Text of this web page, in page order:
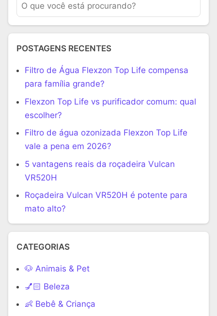
POSTAGENS RECENTES
Filtro de Água Flexzon Top Life compensa
para família grande?
Flexzon Top Life vs purificador comum: qual
escolher?
Filtro de água ozonizada Flexzon Top Life
vale a pena em 2026?
5 vantagens reais da roçadeira Vulcan
VR520H
Roçadeira Vulcan VR520H é potente para
mato alto?
CATEGORIAS
🐶 Animais & Pet
💅🏻 Beleza
👶 Bebê & Criança